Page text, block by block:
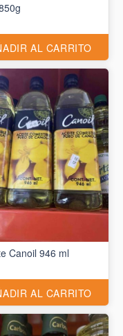
AL CARRITO
Canoil 946 ml
AL CARRITO